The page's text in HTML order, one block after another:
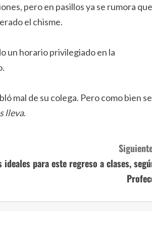
pero en pasillos ya se rumora que
el chisme.
un horario privilegiado en la
mal de su colega. Pero como bien se
lleva.
ideales para este regreso a clases,